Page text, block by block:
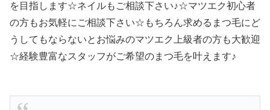
を目指します☆ネイルもご相談下さい♪☆マツエク初心者
の方もお気軽にご相談下さい☆もちろん求めるまつ毛にど
うしてもならないとお悩みのマツエク上級者の方も大歓迎
☆経験豊富なスタッフがご希望のまつ毛を叶えます♪